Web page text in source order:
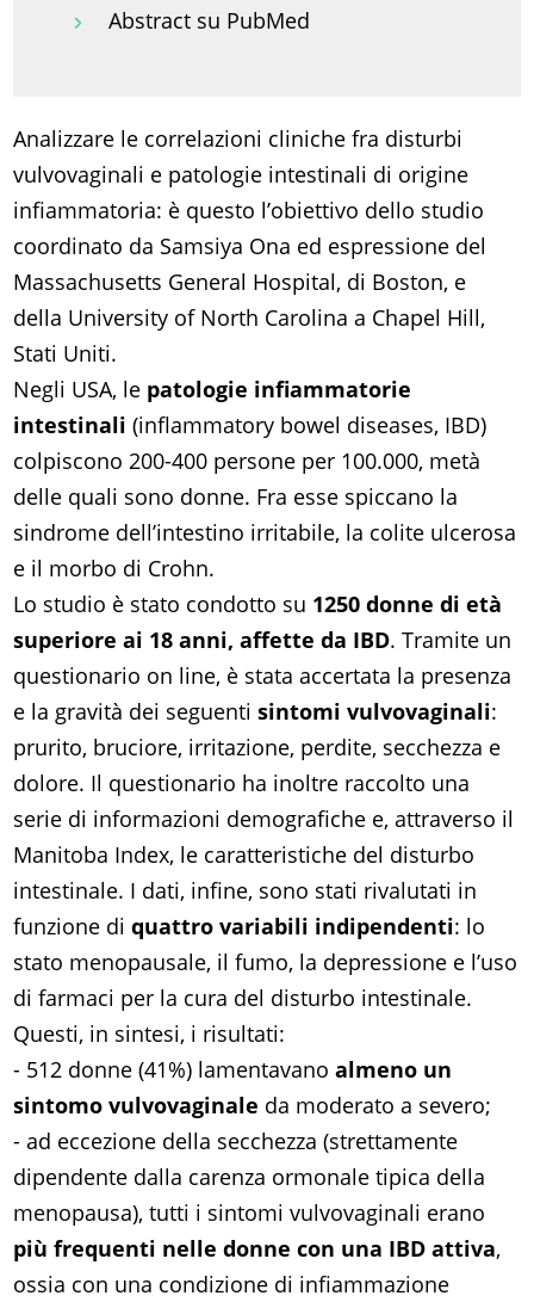
Abstract su PubMed
Analizzare le correlazioni cliniche fra disturbi
vulvovaginali e patologie intestinali di origine
infiammatoria: è questo l’obiettivo dello studio
coordinato da Samsiya Ona ed espressione del
Massachusetts General Hospital, di Boston, e
della University of North Carolina a Chapel Hill,
Stati Uniti.
Negli USA, le patologie infiammatorie
intestinali (inflammatory bowel diseases, IBD)
colpiscono 200-400 persone per 100.000, metà
delle quali sono donne. Fra esse spiccano la
sindrome dell’intestino irritabile, la colite ulcerosa
e il morbo di Crohn.
Lo studio è stato condotto su 1250 donne di età
superiore ai 18 anni, affette da IBD. Tramite un
questionario on line, è stata accertata la presenza
e la gravità dei seguentisintomi vulvovaginali:
prurito, bruciore, irritazione, perdite, secchezza e
dolore. Il questionario ha inoltre raccolto una
serie di informazioni demografiche e, attraverso il
Manitoba Index, le caratteristiche del disturbo
intestinale. I dati, infine, sono stati rivalutati in
funzione diquattro variabili indipendenti: lo
stato menopausale, il fumo, la depressione e l’uso
di farmaci per la cura del disturbo intestinale.
Questi, in sintesi, i risultati:
- 512 donne (41%) lamentavanoalmeno un
sintomo vulvovaginale da moderato a severo;
- ad eccezione della secchezza (strettamente
dipendente dalla carenza ormonale tipica della
menopausa), tutti i sintomi vulvovaginali erano
più frequenti nelle donne con una IBD attiva,
ossia con una condizione di infiammazione